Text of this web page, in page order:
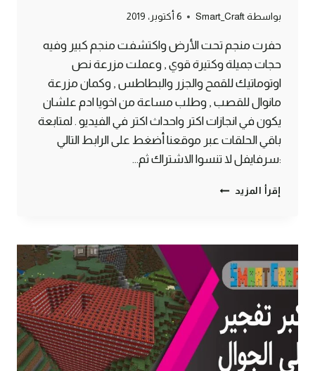
بواسطة Smart_Craft 6 أكتوبر، 2019
حفرت منجم تحت الأرض واكتشفت منجم كبير وفيه
حجات جميلة وكتيرة قوي , وعملت مزرعة نص
اوتوماتيك للقمح والجزر والبطاطس , وكمان مزرعة
مانوال للقصب , وطلب مساعة من اخويا ادم علشان
يكون في انجازات اكتر واحداث اكتر في الفيديو . لمتابعة
باقي الحلقات عبر موقعنا أضغط على الرابط التالي
:سرفايفل لا تنسوا الاشتراك ثم…
إقرأ المزيد الحلقة
نص
اوتوماتيك
بمساعدة
أدم
سرفايفل
ماين
كرافت